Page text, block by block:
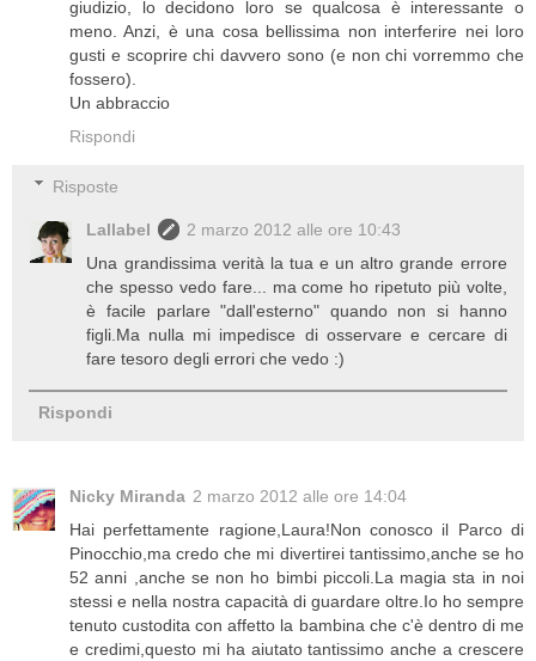
giudizio, lo decidono loro se qualcosa è interessante o
meno. Anzi, è una cosa bellissima non interferire nei loro
gusti e scoprire chi davvero sono (e non chi vorremmo che
fossero).
Un abbraccio
Rispondi
Risposte
Lallabel
2 marzo 2012 alle ore 10:43
Una grandissima verità la tua e un altro grande errore
che spesso vedo fare... ma come ho ripetuto più volte,
è facile parlare "dall'esterno" quando non si hanno
figli.Ma nulla mi impedisce di osservare e cercare di
fare tesoro degli errori che vedo :)
Rispondi
Nicky Miranda 2 marzo 2012 alle ore 14:04
Hai perfettamente ragione,Laura!Non conosco il Parco di
Pinocchio,ma credo che mi divertirei tantissimo,anche se ho
52 anni ,anche se non ho bimbi piccoli.La magia sta in noi
stessi e nella nostra capacità di guardare oltre.Io ho sempre
tenuto custodita con affetto la bambina che c'è dentro di me
e credimi,questo mi ha aiutato tantissimo anche a crescere